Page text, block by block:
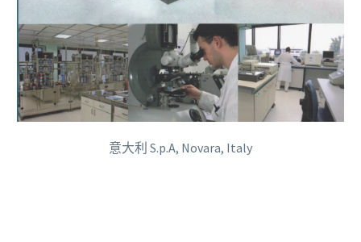
意大利 S.p.A, Novara, Italy